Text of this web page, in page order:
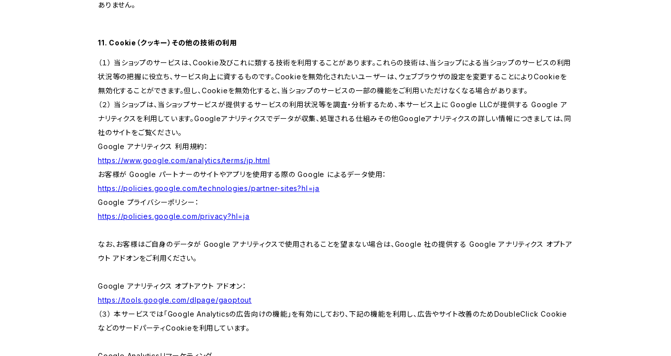
ありません。
11. Cookie（クッキー）その他の技術の利用
（１） 当ショップのサービスは、Cookie及びこれに類する技術を利用することがあります。これらの技術は、当ショップによる当ショップのサービスの利用
状況等の把握に役立ち、サービス向上に資するものです。Cookieを無効化されたいユーザーは、ウェブブラウザの設定を変更することによりCookieを
無効化することができます。但し、Cookieを無効化すると、当ショップのサービスの一部の機能をご利用いただけなくなる場合があります。
（２） 当ショップは、当ショップサービスが提供するサービスの利用状況等を調査・分析するため、本サービス上に Google LLCが提供する Google ア
ナリティクスを利用しています。Googleアナリティクスでデータが収集、処理される仕組みその他Googleアナリティクスの詳しい情報につきましては、同
社のサイトをご覧ください。
Google アナリティクス 利用規約：
https://www.google.com/analytics/terms/jp.html
お客様が Google パートナーのサイトやアプリを使用する際の Google によるデータ使用：
https://policies.google.com/technologies/partner-sites?hl=ja
Google プライバシーポリシー：
https://policies.google.com/privacy?hl=ja
なお、お客様はご自身のデータが Google アナリティクスで使用されることを望まない場合は、Google 社の提供する Google アナリティクス オプトア
ウト アドオンをご利用ください。
Google アナリティクス オプトアウト アドオン：
https://tools.google.com/dlpage/gaoptout
（３） 本サービスでは「Google Analyticsの広告向けの機能」を有効にしており、下記の機能を利用し、広告やサイト改善のためDoubleClick Cookie
などのサードパーティCookieを利用しています。